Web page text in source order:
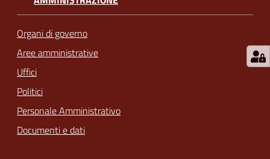
Organi di governo
Aree amministrative
Uffici
Politici
Personale Amministrativo
Documenti e dati